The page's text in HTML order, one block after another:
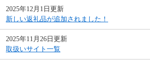
2025年12月1日更新
新しい返礼品が追加されました！
2025年11月26日更新
取扱いサイト一覧